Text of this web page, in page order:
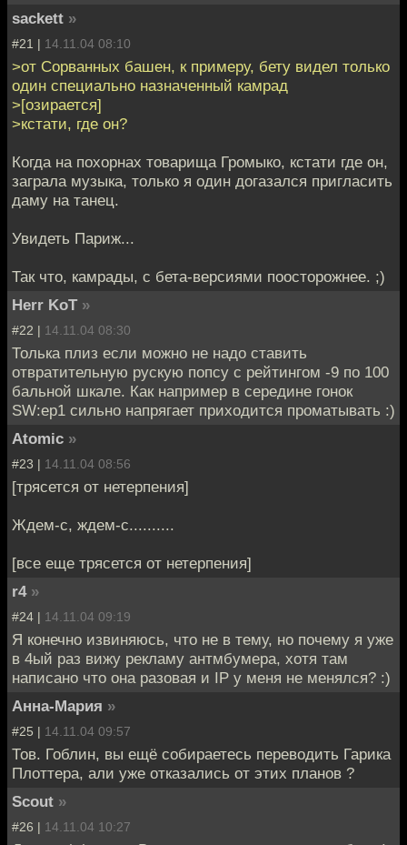
sackett »
#21 | 14.11.04 08:10
>от Сорванных башен, к примеру, бету видел только
один специально назначенный камрад
>[озирается]
>кстати, где он?
Когда на похорнах товарища Громыко, кстати где он,
заграла музыка, только я один догазался пригласить
даму на танец.
Увидеть Париж...
Так что, камрады, с бета-версиями поосторожнее. ;)
Herr KoT »
#22 | 14.11.04 08:30
Толька плиз если можно не надо ставить
отвратительную рускую попсу с рейтингом -9 по 100
бальной шкале. Как например в середине гонок
SW:ep1 сильно напрягает приходится проматывать :)
Atomic »
#23 | 14.11.04 08:56
[трясется от нетерпения]
Ждем-с, ждем-с..........
[все еще трясется от нетерпения]
r4 »
#24 | 14.11.04 09:19
Я конечно извиняюсь, что не в тему, но почему я уже
в 4ый раз вижу рекламу антмбумера, хотя там
написано что она разовая и IP у меня не менялся? :)
Анна-Мария »
#25 | 14.11.04 09:57
Тов. Гоблин, вы ещё собираетесь переводить Гарика
Плоттера, али уже отказались от этих планов ?
Scout »
#26 | 14.11.04 10:27